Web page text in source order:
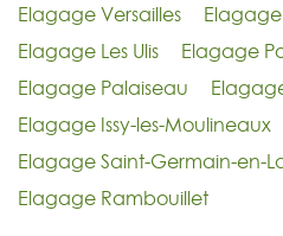
Elagage Versailles
Elagage Les Ulis
Elagage
Elagage Palaiseau
Elagage Issy-les-Moulineaux
Elagage Saint-Germain-en-
Elagage Rambouillet